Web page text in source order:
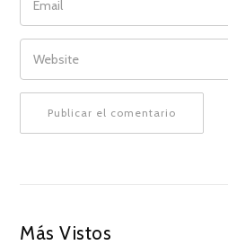
WEBSITE
Más Vistos